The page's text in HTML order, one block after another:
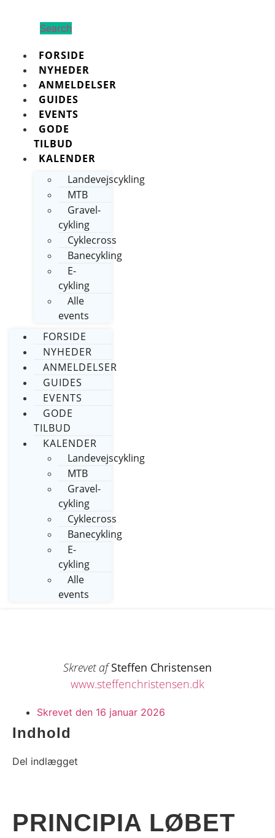
Search
FORSIDE
NYHEDER
ANMELDELSER
GUIDES
EVENTS
GODE
TILBUD
KALENDER
Landevejscykling
MTB
Gravel-
cykling
Cyklecross
Banecykling
E-
cykling
Alle
events
FORSIDE
NYHEDER
ANMELDELSER
GUIDES
EVENTS
GODE
TILBUD
KALENDER
Landevejscykling
MTB
Gravel-
cykling
Cyklecross
Banecykling
E-
cykling
Alle
events
Skrevet afSteffen Christensen
www.steffenchristensen.dk
Skrevet den 16 januar 2026
Indhold
Del indlægget
PRINCIPIA LØBET